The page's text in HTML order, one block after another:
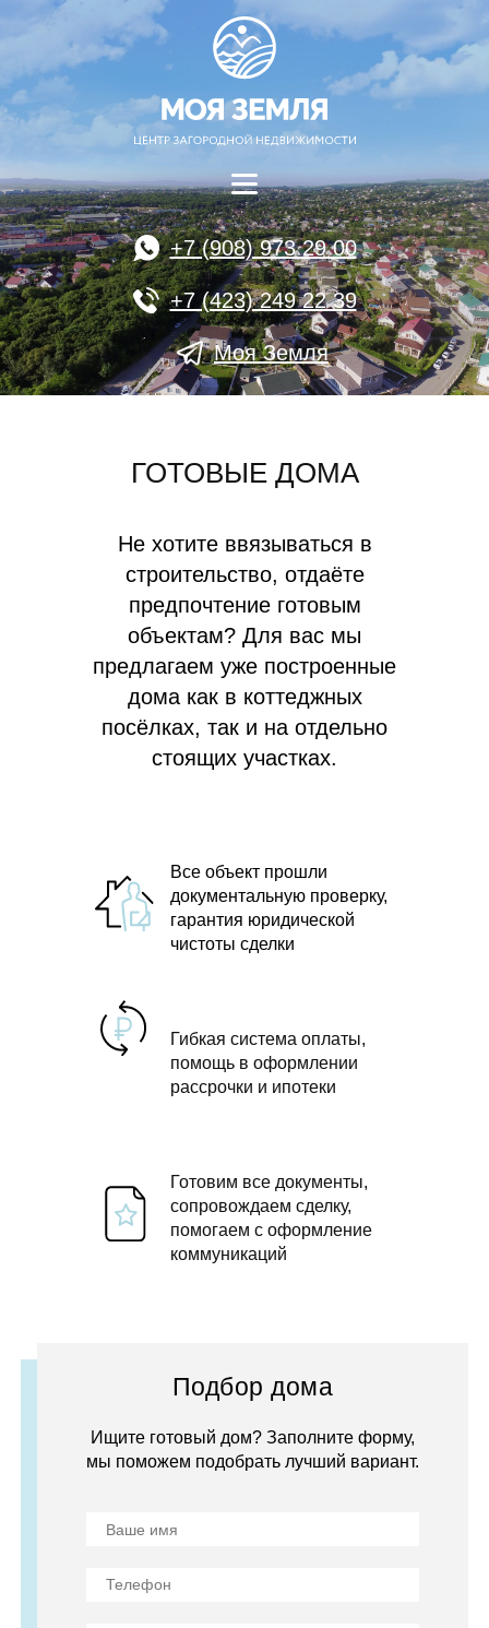
+7 (908) 973 29 00
+7 (423) 249 22 39
Моя Земля
ГОТОВЫЕ ДОМА
Не хотите ввязываться в
строительство, отдаёте
предпочтение готовым
объектам? Для вас мы
предлагаем уже построенные
дома как в коттеджных
посёлках, так и на отдельно
стоящих участках.
Все объект прошли
документальную проверку,
гарантия юридической
чистоты сделки
Гибкая система оплаты,
помощь в оформлении
рассрочки и ипотеки
Готовим все документы,
сопровождаем сделку,
помогаем с оформление
коммуникаций
Подбор дома
Ищите готовый дом? Заполните форму,
мы поможем подобрать лучший вариант.